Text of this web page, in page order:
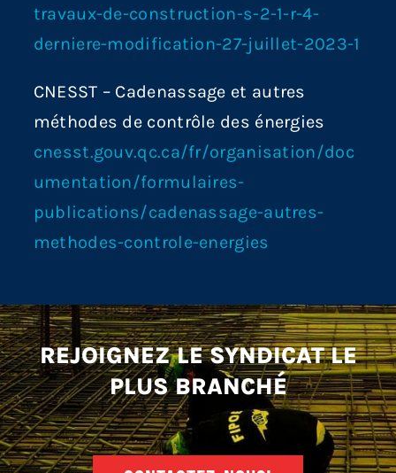
travaux-de-construction-s-2-1-r-4-
derniere-modification-27-juillet-2023-1
CNESST – Cadenassage et autres
méthodes de contrôle des énergies
cnesst.gouv.qc.ca/fr/organisation/doc
umentation/formulaires-
publications/cadenassage-autres-
methodes-controle-energies
REJOIGNEZ LE SYNDICAT LE
PLUS BRANCHÉ